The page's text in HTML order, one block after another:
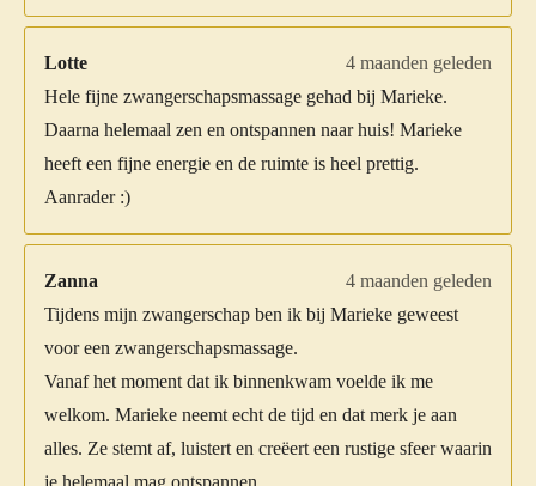
Lotte
4 maanden geleden
Hele fijne zwangerschapsmassage gehad bij Marieke.
Daarna helemaal zen en ontspannen naar huis! Marieke
heeft een fijne energie en de ruimte is heel prettig.
Aanrader :)
Zanna
4 maanden geleden
Tijdens mijn zwangerschap ben ik bij Marieke geweest
voor een zwangerschapsmassage.
Vanaf het moment dat ik binnenkwam voelde ik me
welkom. Marieke neemt echt de tijd en dat merk je aan
alles. Ze stemt af, luistert en creëert een rustige sfeer waarin
je helemaal mag ontspannen.